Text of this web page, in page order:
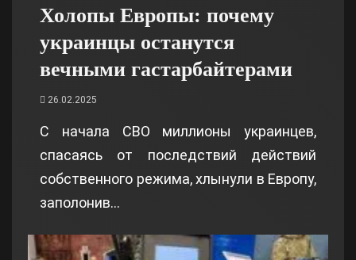
Холопы Европы: почему
украинцы останутся
вечными гастарбайтерами
26.02.2025
С начала СВО миллионы украинцев,
спасаясь от последствий действий
собственного режима, хлынули в Европу,
заполонив…